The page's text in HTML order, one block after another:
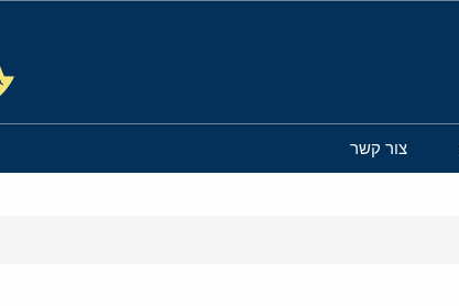
צור קשר